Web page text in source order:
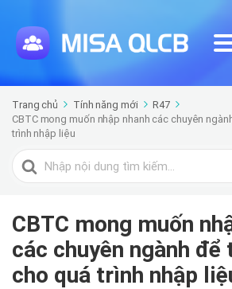
Trang chủ Tính năng mới
R47
CBTC mong muốn nhập nhanh các chuyên
trình nhập liệu
Tìm
kiếm
CBTC mong muốn
các chuyên ngành để
cho quá trình nhập